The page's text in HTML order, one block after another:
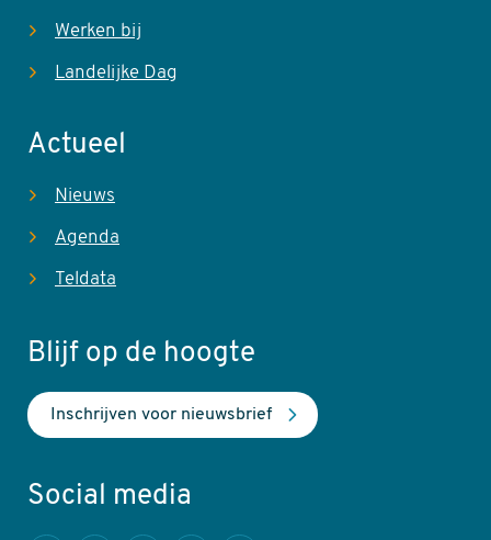
Werken bij
Landelijke Dag
Actueel
Nieuws
Agenda
Teldata
Blijf op de hoogte
Inschrijven voor nieuwsbrief
Social media